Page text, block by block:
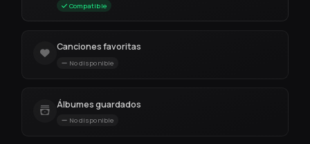
Compatible
Canciones favoritas
No disponible
Álbumes guardados
No disponible